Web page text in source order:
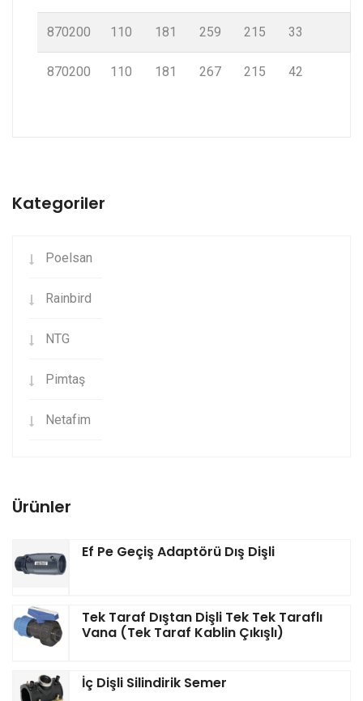
870200 110 181 259 215 33
870200 110 181 267 215 42
Kategoriler
Poelsan
Rainbird
NTG
Pimtaş
Netafim
Ürünler
Ef Pe Geçiş Adaptörü Dış Dişli
Tek Taraf Dıştan Dişli Tek Tek Taraflı
Vana (Tek Taraf Kablin Çıkışlı)
İç Dişli Silindirik Semer